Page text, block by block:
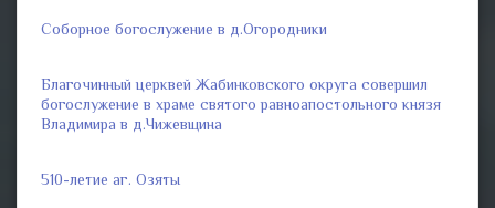
Соборное богослужение в д.Огородники
Благочинный церквей Жабинковского округа совершил
богослужение в храме святого равноапостольного князя
Владимира в д.Чижевщина
510-летие аг. Озяты